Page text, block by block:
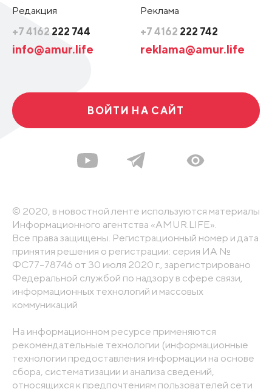
Редакция
+7 4162 222 744
info@amur.life
Реклама
+7 4162 222 742
reklama@amur.life
ВОЙТИ НА САЙТ
© 2020, в новостной ленте используются материалы
Информационного агентства «AMUR.LIFE».
Все права защищены. Регистрационный номер и дата
принятия решения о регистрации: серия ИА №
ФС77-78746 от 30 июля 2020 г., зарегистрировано
Федеральной службой по надзору в сфере связи,
информационных технологий и массовых
коммуникаций
На информационном ресурсе применяются
рекомендательные технологии (информационные
технологии предоставления информации на основе
сбора, систематизации и анализа сведений,
относящихся к предпочтениям пользователей сети